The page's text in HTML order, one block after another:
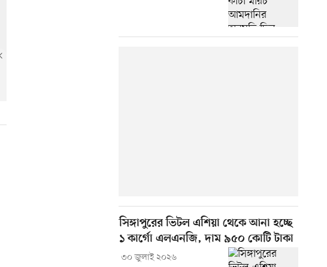
সিঙ্গাপুরের ভিটল এশিয়া থেকে আনা হচ্ছে
১ কার্গো এলএনজি, দাম ৯৫০ কোটি টাকা
৩০ জুলাই ২০২৬